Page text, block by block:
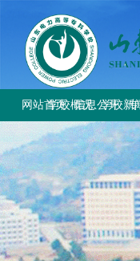
网站首页学校概况
学校简介
学校章程
历史沿革
规章制度
校园风貌
信息公开
学校新
学
校